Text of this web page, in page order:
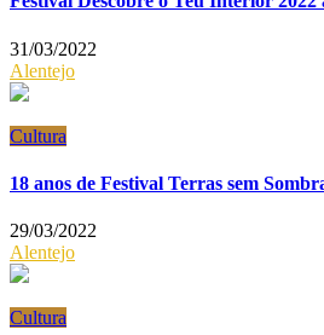
31/03/2022
Alentejo
Cultura
18 anos de Festival Terras sem
29/03/2022
Alentejo
Cultura